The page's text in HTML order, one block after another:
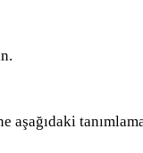
aşağıdaki